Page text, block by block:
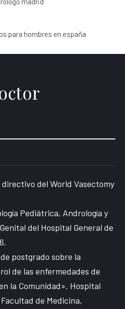
del World Vasectomy
Pediátrica, Andrología y
del Hospital General de
postgrado sobre la
de las enfermedades de
la Comunidad». Hospital
de Medicina,